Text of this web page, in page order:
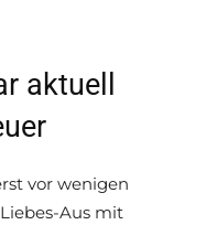
aktuell
vor wenigen
Aus mit